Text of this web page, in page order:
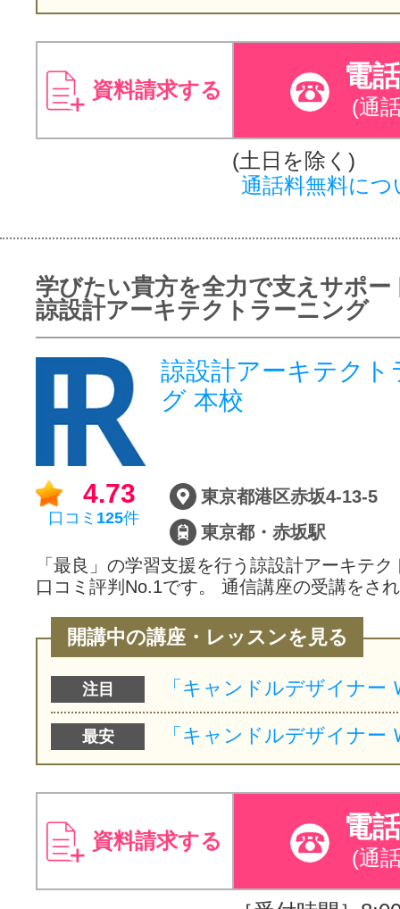
資料請求する 電
(通
(土日を除く)
通話料無料につ
学びたい貴方を全力で支えサポー
諒設計アーキテクトラーニング
諒設計アーキテクト
グ 本校
4.73
口コミ 125件
東京都港区赤坂4-13-5
東京都・赤坂駅
「最良」の学習支援を行う諒設計アーキテ
口コミ評判No.1です。 通信講座の受講をさ
開講中の講座・レッスンを見る
注目
最安
資料請求する 電
(通